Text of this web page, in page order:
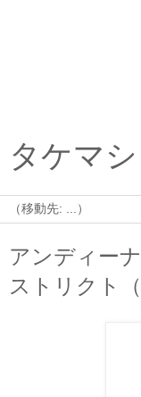
タケマ
アンディー
ストリクト